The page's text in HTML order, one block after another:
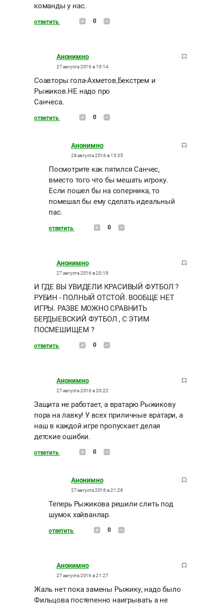
команды у нас.
ответить 0
Анонимно
27 августа 2016 в 19:14
Соавторы гола-Ахметов,Бекстрем и
Рыжиков.НЕ надо про
Санчеса.
ответить 0
Анонимно
28 августа 2016 в 15:35
Посмотрите как пятился Санчес,
вместо того что бы мешать игроку.
Если пошел бы на соперника, то
помешал бы ему сделать идеальный
пас.
ответить 0
Анонимно
27 августа 2016 в 20:18
И ГДЕ ВЫ УВИДЕЛИ КРАСИВЫЙ ФУТБОЛ ?
РУБИН - ПОЛНЫЙ ОТСТОЙ. ВООБЩЕ НЕТ
ИГРЫ. РАЗВЕ МОЖНО СРАВНИТЬ
БЕРДЫЕВСКИЙ ФУТБОЛ , С ЭТИМ
ПОСМЕШИЩЕМ ?
ответить 0
Анонимно
27 августа 2016 в 20:22
Защита не работает, а вратарю Рыжикову
пора на лавку! У всех приличные вратари, а
наш в каждой игре пропускает делая
детские ошибки.
ответить 0
Анонимно
27 августа 2016 в 21:28
Теперь Рыжикова решили слить под
шумок хайванлар.
ответить 0
Анонимно
27 августа 2016 в 21:27
Жаль нет пока замены Рыжику, надо было
Фильцова постепенно наигрывать а не